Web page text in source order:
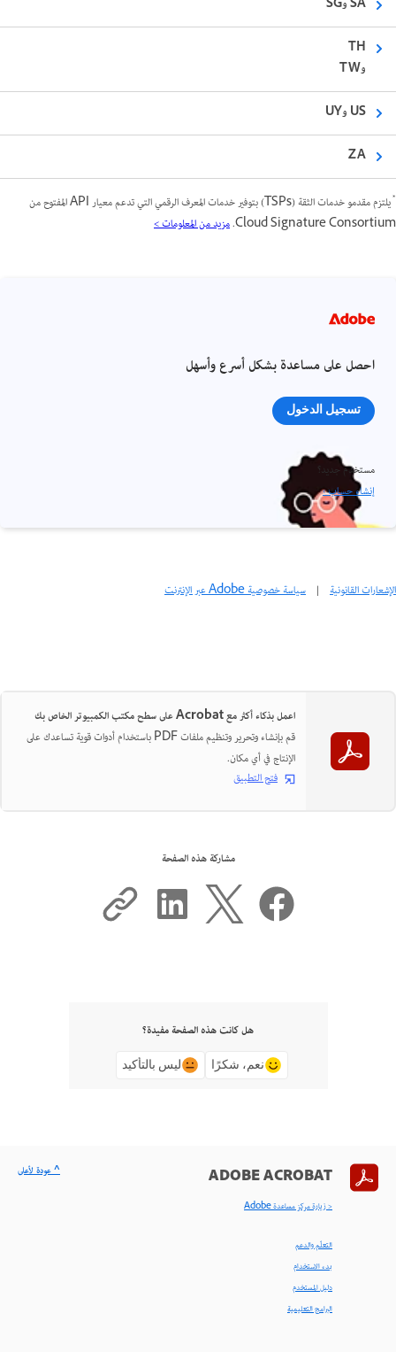
SA وSG
TH
وTW
US وUY
ZA
*
يلتزم مقدمو خدمات الثقة (TSPs) بتوفير خدمات المعرف الرقمي التي تدعم معيار API المفتوح من
Cloud Signature Consortium. مزيد من المعلومات >
احصل على مساعدة بشكل أسرع وأسهل
تسجيل الدخول
مستخدم جديد؟
إنشاء حساب ›
الإشعارات القانونية | سياسة خصوصية Adobe عبر الإنترنت
اعمل بذكاء أكثر مع Acrobat على سطح مكتب الكمبيوتر الخاص بك
قم بإنشاء وتحرير وتنظيم ملفات PDF باستخدام أدوات قوية تساعدك على
الإنتاج في أي مكان.
فتح التطبيق
مشاركة هذه الصفحة
هل كانت هذه الصفحة مفيدة؟
نعم، شكرًا ليس بالتأكيد
ADOBE ACROBAT
< زيارة مركز مساعدة Adobe
التعلّم والدعم
بدء الاستخدام
دليل المستخدم
البرامج التعليمية
^ عودة لأعلى